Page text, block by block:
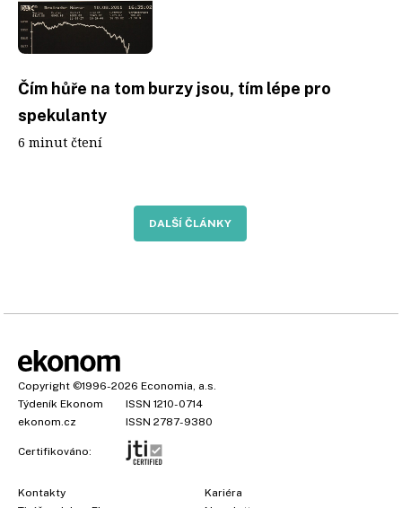
Čím hůře na tom burzy jsou, tím lépe pro
spekulanty
6 minut čtení
DALŠÍ ČLÁNKY
Copyright ©1996-2026 Economia, a.s.
Týdeník Ekonom
ISSN 1210-0714
ekonom.cz
ISSN 2787-9380
Certifikováno:
Kontakty
Kariéra